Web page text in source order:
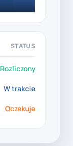
STATUS
Rozliczony
W trakcie
Oczekuje